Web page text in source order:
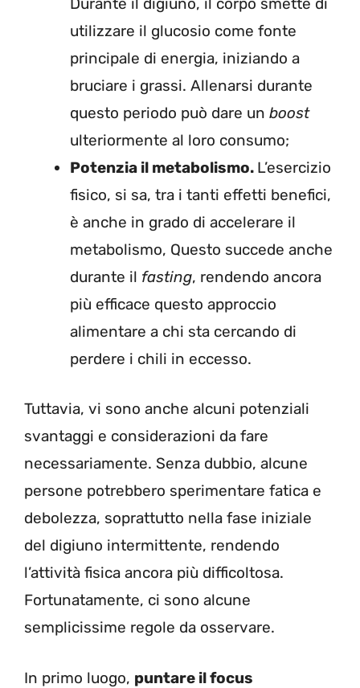
utilizzare il glucosio come fonte
principale di energia, iniziando a
bruciare i grassi. Allenarsi durante
questo periodo può dare un boost
ulteriormente al loro consumo;
Potenzia il metabolismo. L’esercizio
fisico, si sa, tra i tanti effetti benefici,
è anche in grado di accelerare il
metabolismo, Questo succede anche
durante il fasting, rendendo ancora
più efficace questo approccio
alimentare a chi sta cercando di
perdere i chili in eccesso.
Tuttavia, vi sono anche alcuni potenziali
svantaggi e considerazioni da fare
necessariamente. Senza dubbio, alcune
persone potrebbero sperimentare fatica e
debolezza, soprattutto nella fase iniziale
del digiuno intermittente, rendendo
l’attività fisica ancora più difficoltosa.
Fortunatamente, ci sono alcune
semplicissime regole da osservare.
In primo luogo, puntare il focus